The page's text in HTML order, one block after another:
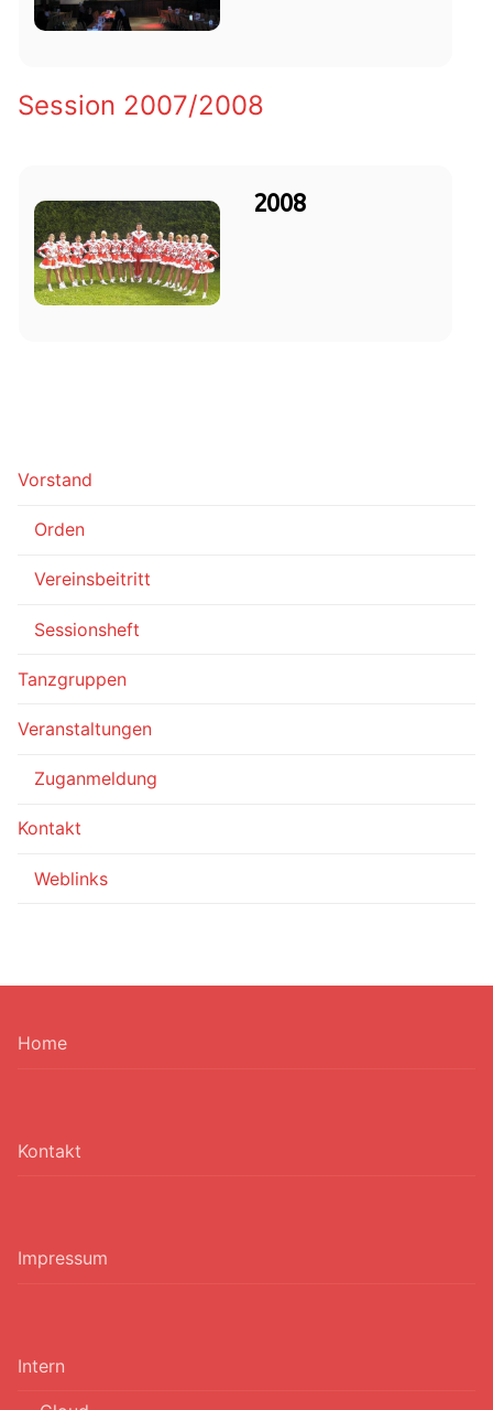
Session 2007/2008
2008
Vorstand
Orden
Vereinsbeitritt
Sessionsheft
Tanzgruppen
Veranstaltungen
Zuganmeldung
Kontakt
Weblinks
Home
Kontakt
Impressum
Intern